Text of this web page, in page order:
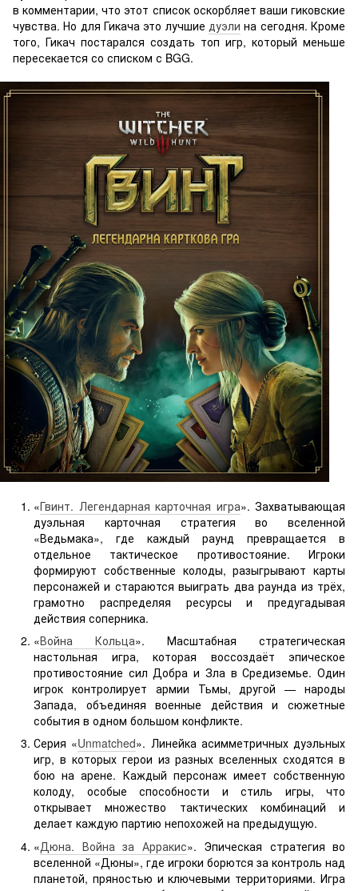
в комментарии, что этот список оскорбляет ваши гиковские
чувства. Но для Гикача это лучшие дуэли на сегодня. Кроме
того, Гикач постарался создать топ игр, который меньше
пересекается со списком с BGG.
«Гвинт. Легендарная карточная игра». Захватывающая
дуэльная карточная стратегия во вселенной
«Ведьмака», где каждый раунд превращается в
отдельное тактическое противостояние. Игроки
формируют собственные колоды, разыгрывают карты
персонажей и стараются выиграть два раунда из трёх,
грамотно распределяя ресурсы и предугадывая
действия соперника.
«Война Кольца». Масштабная стратегическая
настольная игра, которая воссоздаёт эпическое
противостояние сил Добра и Зла в Средиземье. Один
игрок контролирует армии Тьмы, другой — народы
Запада, объединяя военные действия и сюжетные
события в одном большом конфликте.
Серия «Unmatched». Линейка асимметричных дуэльных
игр, в которых герои из разных вселенных сходятся в
бою на арене. Каждый персонаж имеет собственную
колоду, особые способности и стиль игры, что
открывает множество тактических комбинаций и
делает каждую партию непохожей на предыдущую.
«Дюна. Война за Арракис». Эпическая стратегия во
вселенной «Дюны», где игроки борются за контроль над
планетой, пряностью и ключевыми территориями. Игра